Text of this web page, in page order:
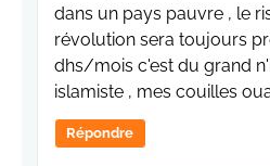
dans un pays pauvre , le
révolution sera toujours
dhs/mois c'est du grand
islamiste , mes couilles
Répondre